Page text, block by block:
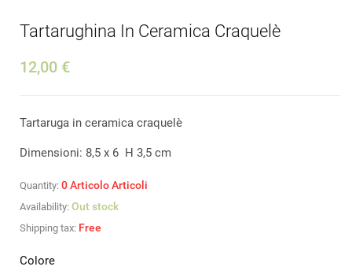
Tartarughina In Ceramica Craquelè
12,00 €
Tartaruga in ceramica craquelè
Dimensioni: 8,5 x 6 H 3,5 cm
Quantity: 0ArticoloArticoli
Availability: Out stock
Shipping tax: Free
Colore